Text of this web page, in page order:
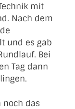
mit
Nach dem
und es gab
Bei
Tag dann
noch das